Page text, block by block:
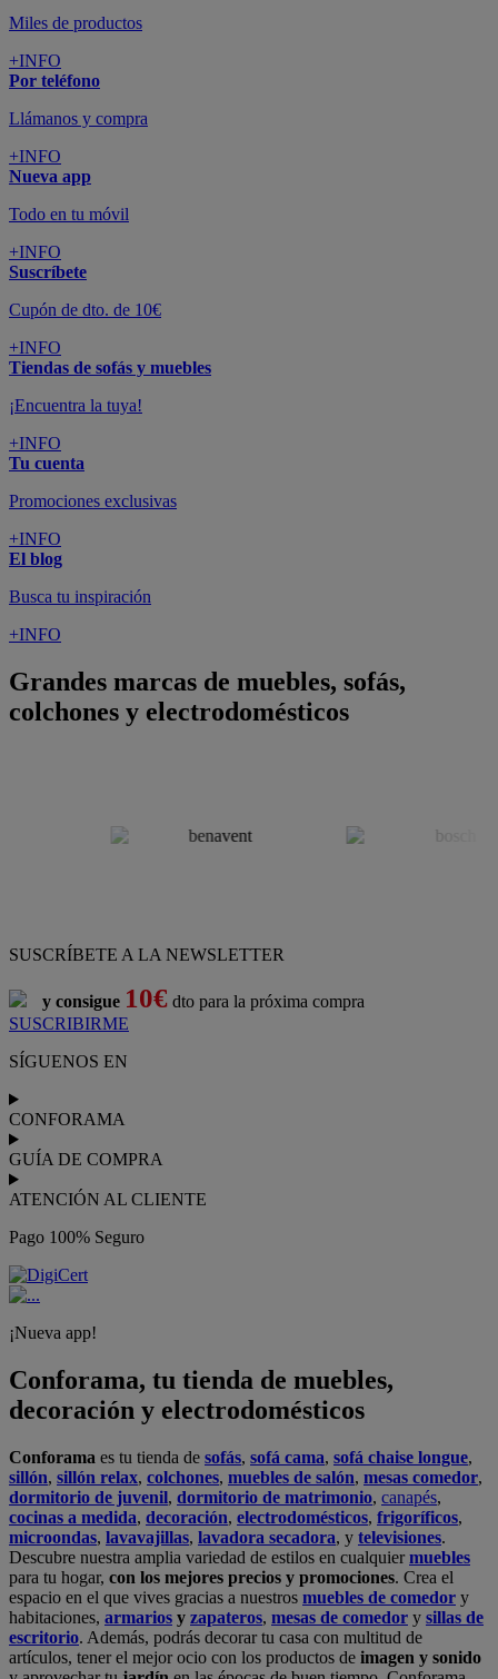
Miles de productos
+INFO
Por teléfono
Llámanos y compra
+INFO
Nueva app
Todo en tu móvil
+INFO
Suscríbete
Cupón de dto. de 10€
+INFO
Tiendas de sofás y muebles
¡Encuentra la tuya!
+INFO
Tu cuenta
Promociones exclusivas
+INFO
El blog
Busca tu inspiración
+INFO
Grandes marcas de muebles, sofás,
colchones y electrodomésticos
SUSCRÍBETE A LA NEWSLETTER
y consigue 10€ dto para la próxima compra
SUSCRIBIRME
SÍGUENOS EN
CONFORAMA
GUÍA DE COMPRA
ATENCIÓN AL CLIENTE
Pago 100% Seguro
¡Nueva app!
Conforama, tu tienda de muebles,
decoración y electrodomésticos
Conforama es tu tienda de sofás, sofá cama, sofá chaise longue,
sillón, sillón relax, colchones, muebles de salón, mesas comedor,
dormitorio de juvenil, dormitorio de matrimonio, canapés,
cocinas a medida, decoración, electrodomésticos, frigoríficos,
microondas, lavavajillas, lavadora secadora, y televisiones.
Descubre nuestra amplia variedad de estilos en cualquiermuebles
para tu hogar, con los mejores precios y promociones. Crea el
espacio en el que vives gracias a nuestros muebles de comedor y
habitaciones, armarios y zapateros, mesas de comedor y sillas de
escritorio. Además, podrás decorar tu casa con multitud de
artículos, tener el mejor ocio con los productos de imagen y sonido